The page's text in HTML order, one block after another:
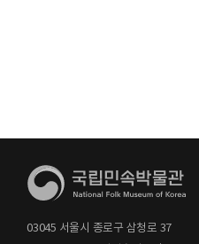
03045 서울시 종로구 삼청로 37